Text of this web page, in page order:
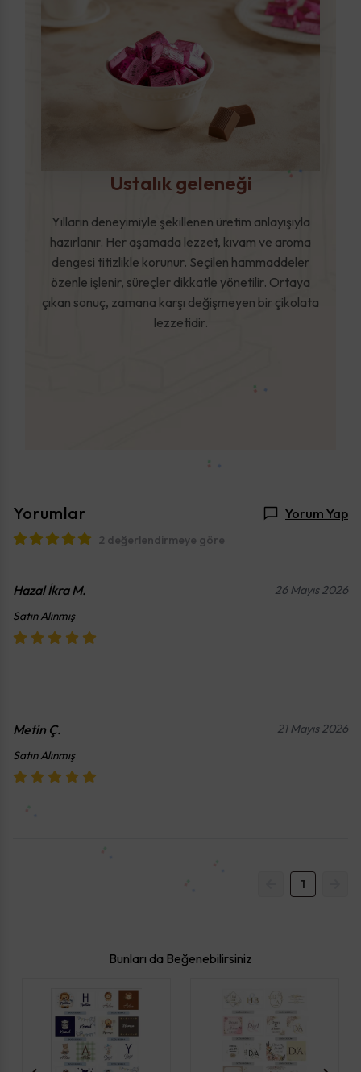
Ustalık geleneği
Yılların deneyimiyle şekillenen üretim anlayışıyla
hazırlanır. Her aşamada lezzet, kıvam ve aroma
dengesi titizlikle korunur. Seçilen hammaddeler
özenle işlenir, süreçler dikkatle yönetilir. Ortaya
çıkan sonuç, zamana karşı değişmeyen bir çikolata
lezzetidir.
Yorumlar Yorum Yap
2 değerlendirmeye göre
26 Mayıs 2026
Hazal İkra M.
Satın Alınmış
21 Mayıs 2026
Metin Ç.
Satın Alınmış
1
Bunları da Beğenebilirsiniz